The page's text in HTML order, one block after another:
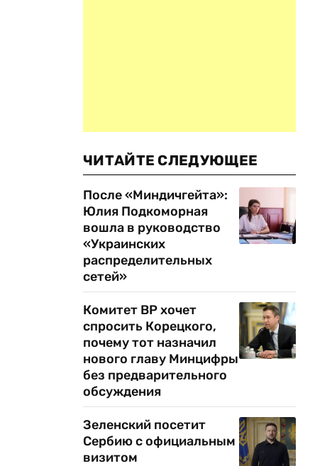
ЧИТАЙТЕ СЛЕДУЮЩЕЕ
После «Миндичгейта»:
Юлия Подкоморная
вошла в руководство
«Украинских
распределительных
сетей»
Комитет ВР хочет
спросить Корецкого,
почему тот назначил
нового главу Минцифры
без предварительного
обсуждения
Зеленский посетит
Сербию с официальным
визитом